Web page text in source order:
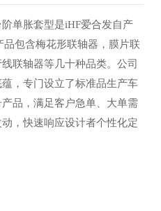
单胀套型是iHF爱合发自产
包含梅花形联轴器，膜片联
联轴器等几十种品类。公司
，专门设立了标准品生产车
品，满足客户急单、大单需
，快速响应设计者个性化定